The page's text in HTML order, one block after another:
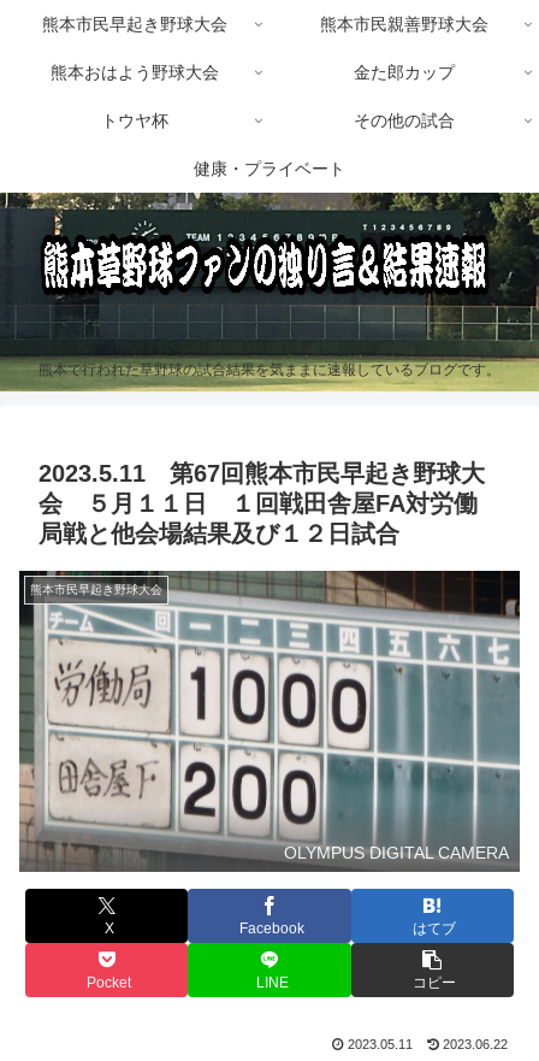
熊本で行われた草野球の試合結果を気ままに速報しているブログです。
熊本市民早起き野球大会 熊本市民親善野球大会
熊本おはよう野球大会 金た郎カップ
トウヤ杯 その他の試合
健康・プライベート
2023.5.11 第67回熊本市民早起き野球大
会 ５月１１日 １回戦田舎屋FA対労働
局戦と他会場結果及び１２日試合
熊本市民早起き野球大会
OLYMPUS DIGITAL CAMERA
X Facebook はてブ
Pocket LINE コピー
2023.05.11 2023.06.22